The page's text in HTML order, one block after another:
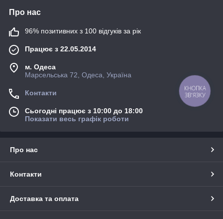
Про нас
96% позитивних з 100 відгуків за рік
Працює з 22.05.2014
м. Одеса
Марсельська 72, Одеса, Україна
Контакти
Сьогодні працює з 10:00 до 18:00
Показати весь графік роботи
Про нас
Контакти
Доставка та оплата
КНОПКА
ЗВ'ЯЗКУ